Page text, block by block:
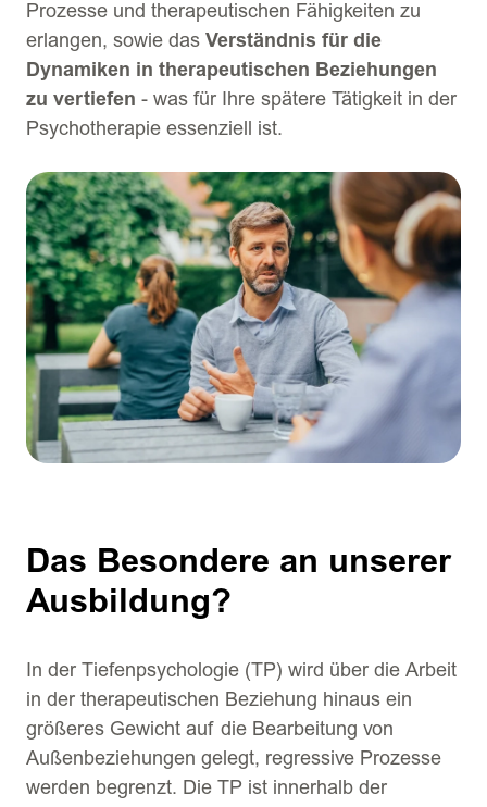
Prozesse und therapeutischen Fähigkeiten zu
erlangen, sowie das Verständnis für die
Dynamiken in therapeutischen Beziehungen
zu vertiefen - was für Ihre spätere Tätigkeit in der
Psychotherapie essenziell ist.
Das Besondere an unserer
Ausbildung?
In der Tiefenpsychologie (TP) wird über die Arbeit
in der therapeutischen Beziehung hinaus ein
größeres Gewicht auf die Bearbeitung von
Außenbeziehungen gelegt, regressive Prozesse
werden begrenzt. Die TP ist innerhalb der